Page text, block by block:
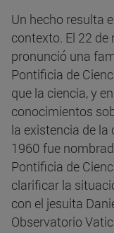
Un hecho resulta
contexto. El 22 de
pronunció una
Pontificia de
que la ciencia, y
conocimientos
la existencia de la
1960 fue
Pontificia de
clarificar la
con el jesuita
Observatorio